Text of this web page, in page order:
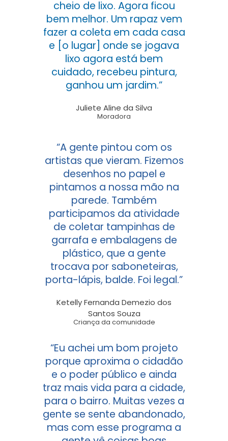
cheio de lixo. Agora ficou
bem melhor. Um rapaz vem
fazer a coleta em cada casa
e [o lugar] onde se jogava
lixo agora está bem
cuidado, recebeu pintura,
ganhou um jardim.”
Juliete Aline da Silva
Moradora
“A gente pintou com os
artistas que vieram. Fizemos
desenhos no papel e
pintamos a nossa mão na
parede. Também
participamos da atividade
de coletar tampinhas de
garrafa e embalagens de
plástico, que a gente
trocava por saboneteiras,
porta-lápis, balde. Foi legal.”
Ketelly Fernanda Demezio dos
Santos Souza
Criança da comunidade
“Eu achei um bom projeto
porque aproxima o cidadão
e o poder público e ainda
traz mais vida para a cidade,
para o bairro. Muitas vezes a
gente se sente abandonado,
mas com esse programa a